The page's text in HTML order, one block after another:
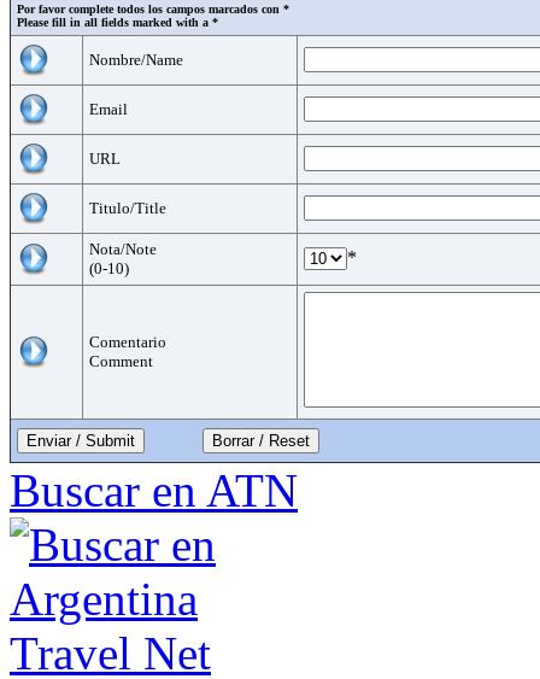
Por favor complete todos los campos marcados con *
Please fill in all fields marked with a *
Nombre/Name
Email
URL
Titulo/Title
Nota/Note
(0-10)
*
Comentario
Comment
Enviar / Submit
Buscar en ATN